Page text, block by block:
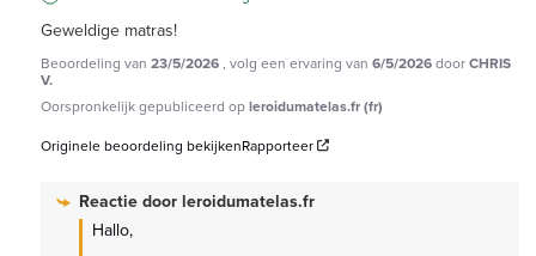
Geweldige matras!
Beoordeling van 23/5/2026, volg een ervaring van 6/5/2026doorCHRIS
V.
Oorspronkelijk gepubliceerd opleroidumatelas.fr (fr)
Originele beoordeling bekijkenRapporteer
Reactie doorleroidumatelas.fr
Hallo,